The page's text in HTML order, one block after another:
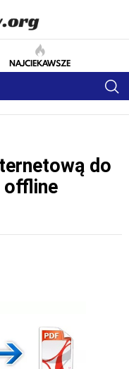
NAJCIEKAWSZE
do
offline